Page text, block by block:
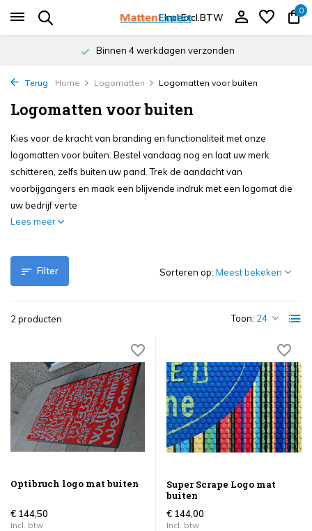
Incl.Excl.BTW
0
Binnen 4 werkdagen verzonden
Terug Home Logomatten Logomatten voor buiten
Logomatten voor buiten
Kies voor de kracht van branding en functionaliteit met onze
logomatten voor buiten. Bestel vandaag nog en laat uw merk
schitteren, zelfs buiten uw pand. Trek de aandacht van
voorbijgangers en maak een blijvende indruk met een logomat die
uw bedrijf verte
Lees meer
Filter
2 producten Toon:
Sorteren op:
Optibruch logo mat buiten
€ 144,50
Incl. btw
Super Scrape Logo mat
buiten
€ 144,00
Incl. btw